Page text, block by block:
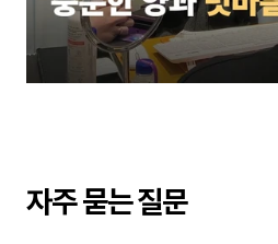
자주 묻는 질문